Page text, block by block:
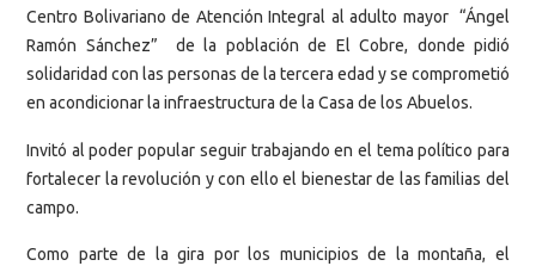
Centro Bolivariano de Atención Integral al adulto mayor “Ángel
Ramón Sánchez” de la población de El Cobre, donde pidió
solidaridad con las personas de la tercera edad y se comprometió
en acondicionar la infraestructura de la Casa de los Abuelos.
Invitó al poder popular seguir trabajando en el tema político para
fortalecer la revolución y con ello el bienestar de las familias del
campo.
Como parte de la gira por los municipios de la montaña, el